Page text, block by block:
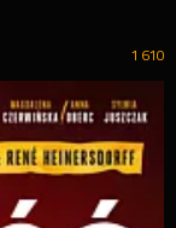
1 610